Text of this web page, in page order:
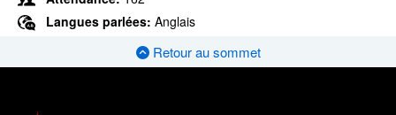
Langues parlées: Anglais
Retour au sommet